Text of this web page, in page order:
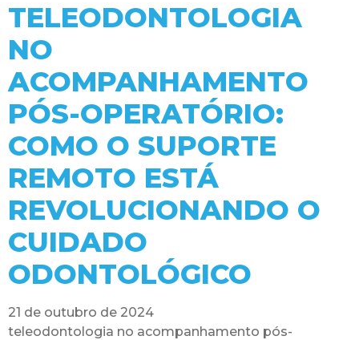
TELEODONTOLOGIA
NO
ACOMPANHAMENTO
PÓS-OPERATÓRIO:
COMO O SUPORTE
REMOTO ESTÁ
REVOLUCIONANDO O
CUIDADO
ODONTOLÓGICO
21 de outubro de 2024
teleodontologia no acompanhamento pós-